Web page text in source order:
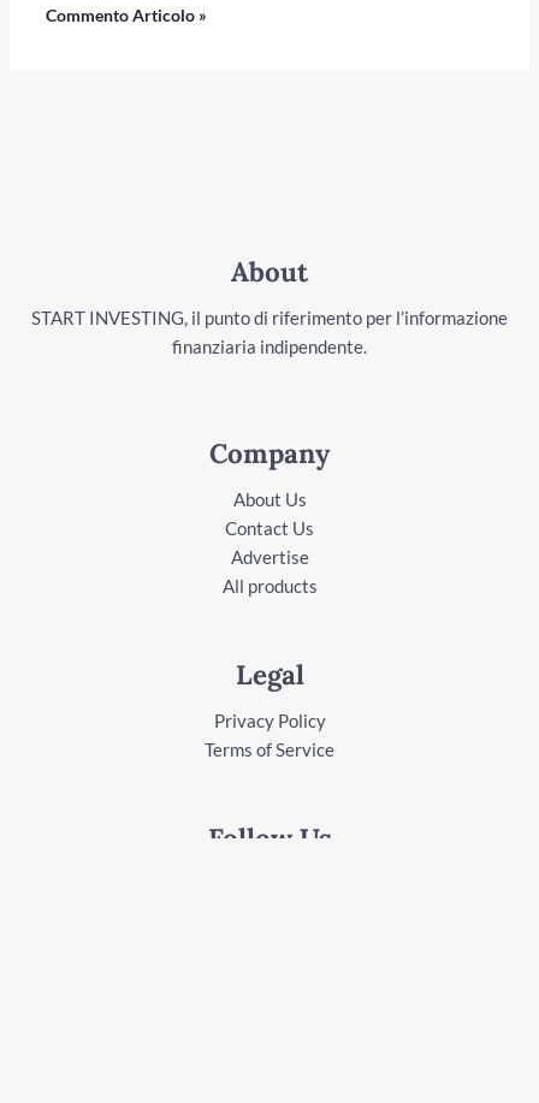
About
START INVESTING, il punto di riferimento per l’informazione
finanziaria indipendente.
Company
About Us
Contact Us
Advertise
All products
Legal
Privacy Policy
Terms of Service
Follow Us